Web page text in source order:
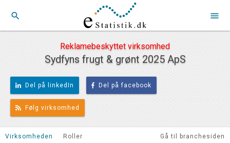
search menu
Reklamebeskyttet virksomhed
Sydfyns frugt & grønt 2025 ApS
Del på linkedIn Del på facebook
Følg virksomhed
Virksomheden Roller Gå til branchesiden